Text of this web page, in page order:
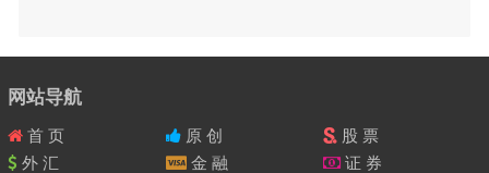
网站导航
首 页 原 创
股 票
外 汇
金 融
证 券